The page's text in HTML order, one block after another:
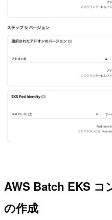
AWS Batch EKS コ
の作成